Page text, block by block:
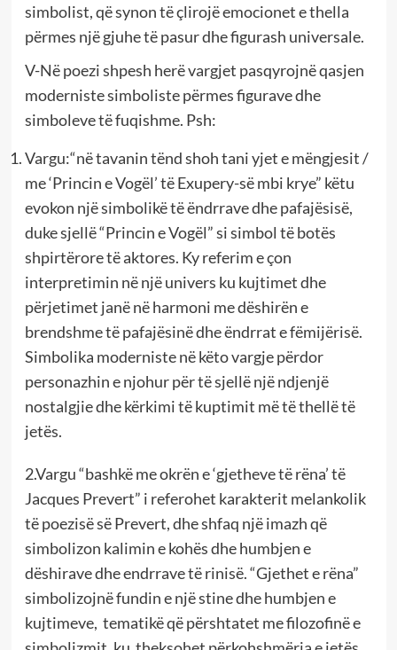
simbolist, që synon të çlirojë emocionet e thella
përmes një gjuhe të pasur dhe figurash universale.
V-Në poezi shpesh herë vargjet pasqyrojnë qasjen
moderniste simboliste përmes figurave dhe
simboleve të fuqishme. Psh:
Vargu:“në tavanin tënd shoh tani yjet e mëngjesit /
me ‘Princin e Vogël’ të Exupery-së mbi krye” këtu
evokon një simbolikë të ëndrrave dhe pafajësisë,
duke sjellë “Princin e Vogël” si simbol të botës
shpirtërore të aktores. Ky referim e çon
interpretimin në një univers ku kujtimet dhe
përjetimet janë në harmoni me dëshirën e
brendshme të pafajësinë dhe ëndrrat e fëmijërisë.
Simbolika moderniste në këto vargje përdor
personazhin e njohur për të sjellë një ndjenjë
nostalgjie dhe kërkimi të kuptimit më të thellë të
jetës.
2.Vargu “bashkë me okrën e ‘gjetheve të rëna’ të
Jacques Prevert” i referohet karakterit melankolik
të poezisë së Prevert, dhe shfaq një imazh që
simbolizon kalimin e kohës dhe humbjen e
dëshirave dhe endrrave të rinisë. “Gjethet e rëna”
simbolizojnë fundin e një stine dhe humbjen e
kujtimeve, tematikë që përshtatet me filozofinë e